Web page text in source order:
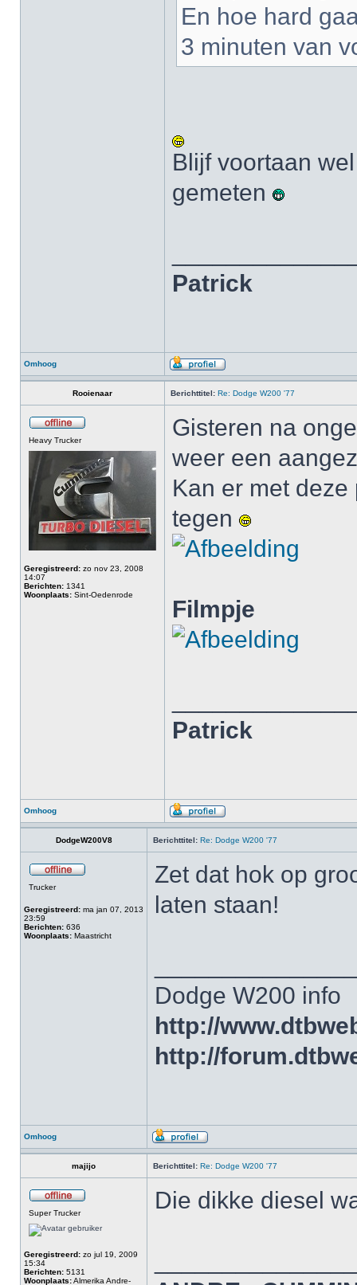
En hoe hard
3 minuten van
Blijf voortaan
gemeten
Patrick
Omhoog
Rooienaar Berichttitel: Re: Dodge W200 '77
Heavy Trucker
Geregistreerd: zo nov 23, 2008
14:07
Berichten: 1341
Woonplaats: Sint-Oedenrode
Gisteren na
weer een
Kan er met
tegen
Filmpje
Patrick
Omhoog
DodgeW200V8 Berichttitel: Re: Dodge W200 '77
Trucker
Geregistreerd: ma jan 07, 2013
23:59
Berichten: 636
Woonplaats: Maastricht
Zet dat hok op
laten staan!
Dodge W200 info
http://
http://
Omhoog
majijo Berichttitel: Re: Dodge W200 '77
Super Trucker
Geregistreerd: zo jul 19, 2009
15:34
Berichten: 5131
Woonplaats:Almerika Andre-
Die dikke diesel